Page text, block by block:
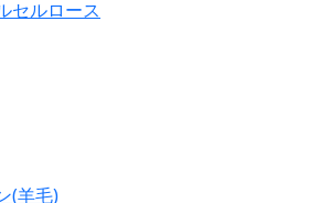
セルロース
(羊毛)